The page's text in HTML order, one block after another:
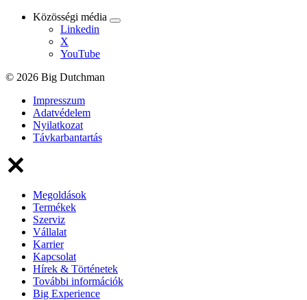
Közösségi média
Linkedin
X
YouTube
© 2026 Big Dutchman
Impresszum
Adatvédelem
Nyilatkozat
Távkarbantartás
Megoldások
Termékek
Szerviz
Vállalat
Karrier
Kapcsolat
Hírek & Történetek
További információk
Big Experience